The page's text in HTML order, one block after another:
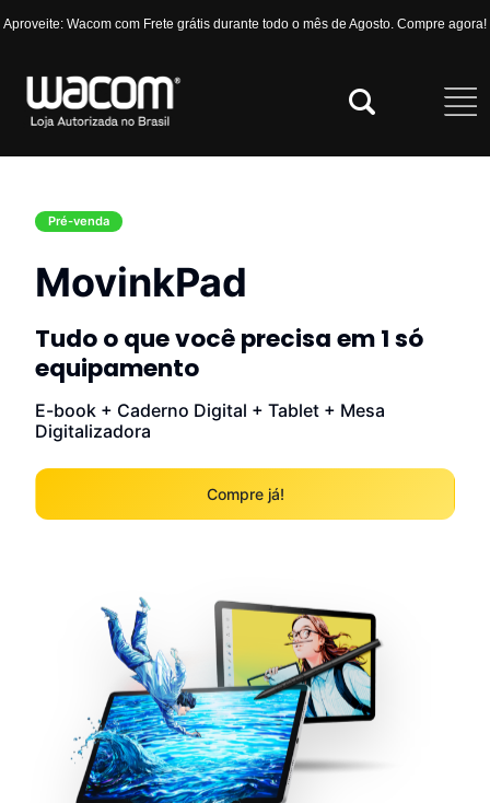
Aproveite: Wacom com Frete grátis durante todo o mês de Agosto. Compre agora!
Pré-venda
MovinkPad
Tudo o que você precisa em 1 só
equipamento
E-book + Caderno Digital + Tablet + Mesa
Digitalizadora
Compre já!